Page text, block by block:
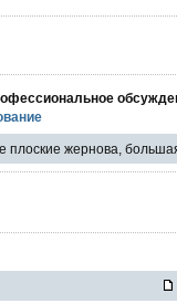
жернова,